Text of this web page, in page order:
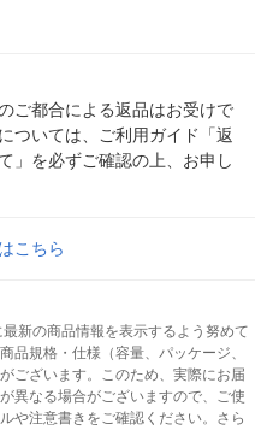
ご都合による返品はお受けで
ついては、ご利用ガイド「返
」を必ずご確認の上、お申し
こちら
新の商品情報を表示するよう努めて
品規格・仕様（容量、パッケージ、
ございます。このため、実際にお届
異なる場合がございますので、ご使
や注意書きをご確認ください。さら